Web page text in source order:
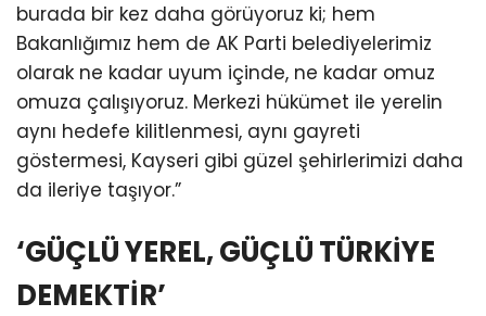
burada bir kez daha görüyoruz ki; hem
Bakanlığımız hem de AK Parti belediyelerimiz
olarak ne kadar uyum içinde, ne kadar omuz
omuza çalışıyoruz. Merkezi hükümet ile yerelin
aynı hedefe kilitlenmesi, aynı gayreti
göstermesi, Kayseri gibi güzel şehirlerimizi daha
da ileriye taşıyor.”
‘GÜÇLÜ YEREL, GÜÇLÜ TÜRKİYE
DEMEKTİR’